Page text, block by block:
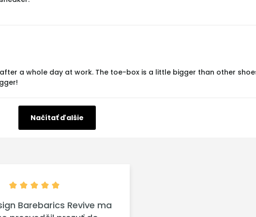
a whole day at work. The toe-box is a little bigger than other
Načítať ďalšie
Barebarics Revive ma